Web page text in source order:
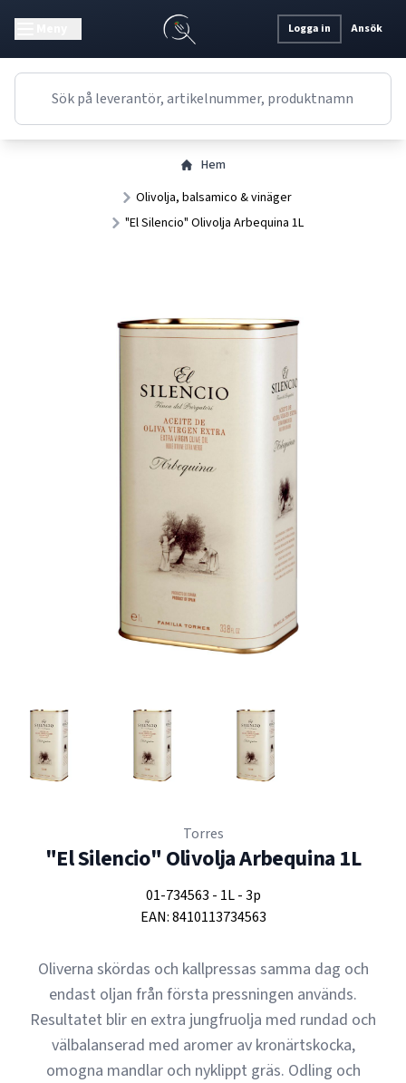
Logga in Ansök
Hem
Olivolja, balsamico & vinäger
"El Silencio" Olivolja Arbequina 1L
Torres
"El Silencio" Olivolja Arbequina 1L
01-734563 - 1L-3p
EAN:8410113734563
Oliverna skördas och kallpressas samma dag och
endast oljan från första pressningen används.
Resultatet blir en extra jungfruolja med rundad och
välbalanserad med aromer av kronärtskocka,
omogna mandlar och nyklippt gräs. Odling och